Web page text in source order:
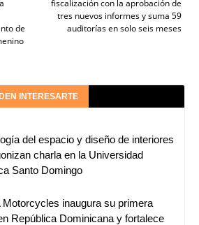
fiscalización con la aprobación de
tres nuevos informes y suma 59
auditorías en solo seis meses
de
INTERESARTE
del espacio y diseño de interiores
charla en la Universidad
Santo Domingo
Motorcycles inaugura su primera
República Dominicana y fortalece